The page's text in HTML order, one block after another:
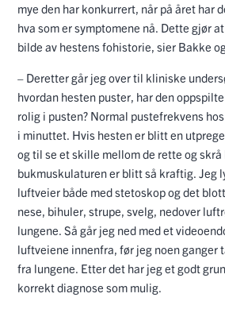
mye den har konkurrert, når på året har
hva som er symptomene nå. Dette gjør
bilde av hestens fohistorie, sier Bakke
– Deretter går jeg over til kliniske
hvordan hesten puster, har den
rolig i pusten? Normal pustefrekvens
i minuttet. Hvis hesten er blitt en
og til se et skille mellom de rette og
bukmuskulaturen er blitt så kraftig. Jeg
luftveier både med stetoskop og det
nese, bihuler, strupe, svelg, nedover
lungene. Så går jeg ned med et
luftveiene innenfra, før jeg noen ganger
fra lungene. Etter det har jeg et godt
korrekt diagnose som mulig.